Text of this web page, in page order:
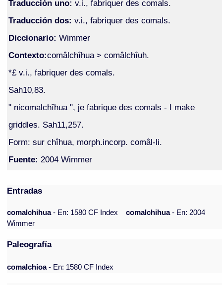
Traducción uno: v.i., fabriquer des comals.
Traducción dos: v.i., fabriquer des comals.
Diccionario: Wimmer
Contexto:comâlchîhua > comâlchîuh.
*£ v.i., fabriquer des comals.
Sah10,83.
" nicomalchîhua ", je fabrique des comals - I make
griddles. Sah11,257.
Form: sur chîhua, morph.incorp. comâl-li.
Fuente: 2004 Wimmer
Entradas
comalchihua- En: 1580 CF Index comalchihua- En: 2004
Wimmer
Paleografía
comalchioa- En: 1580 CF Index